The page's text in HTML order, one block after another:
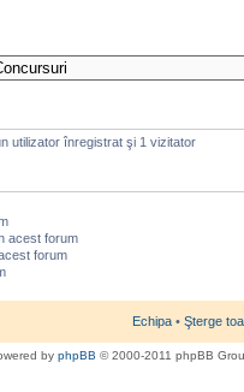
utilizator înregistrat şi 1 vizitator
acest forum
forum
Echipa • Şterge
by phpBB © 2000-2011 phpBB